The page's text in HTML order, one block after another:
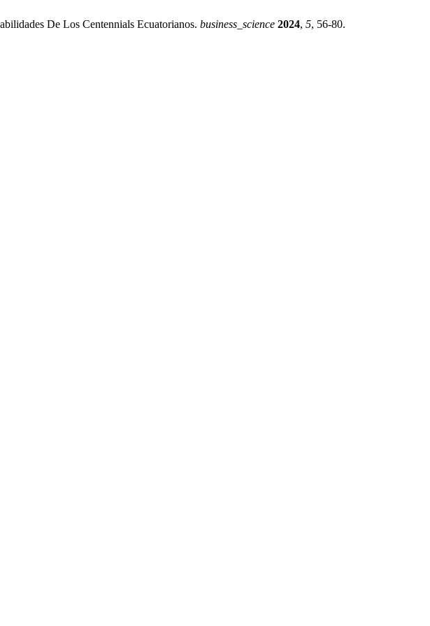
De Los Centennials Ecuatorianos. business_science 2024, 5, 56-80.